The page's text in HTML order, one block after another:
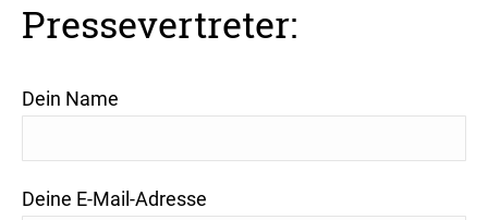
Pressevertreter:
Dein Name
Deine E-Mail-Adresse